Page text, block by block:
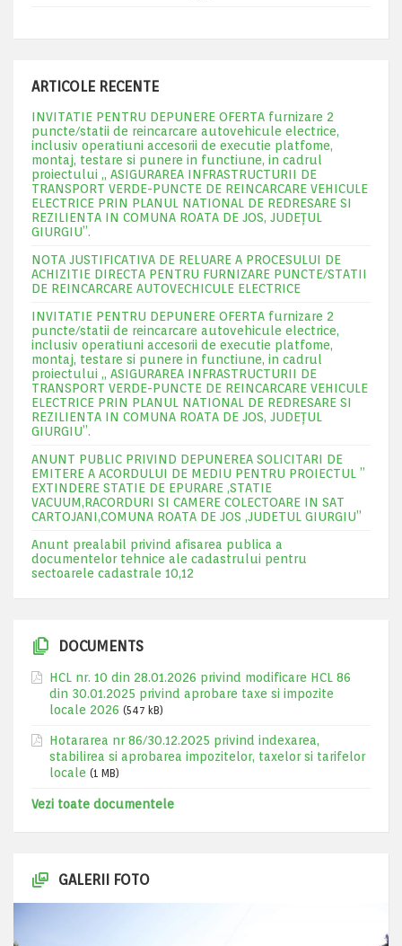
ARTICOLE RECENTE
INVITATIE PENTRU DEPUNERE OFERTA furnizare 2
puncte/statii de reincarcare autovehicule electrice,
inclusiv operatiuni accesorii de executie platfome,
montaj, testare si punere in functiune, in cadrul
proiectului „ ASIGURAREA INFRASTRUCTURII DE
TRANSPORT VERDE-PUNCTE DE REINCARCARE VEHICULE
ELECTRICE PRIN PLANUL NATIONAL DE REDRESARE SI
REZILIENTA IN COMUNA ROATA DE JOS, JUDEŢUL
GIURGIU”.
NOTA JUSTIFICATIVA DE RELUARE A PROCESULUI DE
ACHIZITIE DIRECTA PENTRU FURNIZARE PUNCTE/STATII
DE REINCARCARE AUTOVECHICULE ELECTRICE
INVITATIE PENTRU DEPUNERE OFERTA furnizare 2
puncte/statii de reincarcare autovehicule electrice,
inclusiv operatiuni accesorii de executie platfome,
montaj, testare si punere in functiune, in cadrul
proiectului „ ASIGURAREA INFRASTRUCTURII DE
TRANSPORT VERDE-PUNCTE DE REINCARCARE VEHICULE
ELECTRICE PRIN PLANUL NATIONAL DE REDRESARE SI
REZILIENTA IN COMUNA ROATA DE JOS, JUDEŢUL
GIURGIU”.
ANUNT PUBLIC PRIVIND DEPUNEREA SOLICITARI DE
EMITERE A ACORDULUI DE MEDIU PENTRU PROIECTUL ”
EXTINDERE STATIE DE EPURARE ,STATIE
VACUUM,RACORDURI SI CAMERE COLECTOARE IN SAT
CARTOJANI,COMUNA ROATA DE JOS ,JUDETUL GIURGIU”
Anunt prealabil privind afisarea publica a
documentelor tehnice ale cadastrului pentru
sectoarele cadastrale 10,12
DOCUMENTS
HCL nr. 10 din 28.01.2026 privind modificare HCL 86
din 30.01.2025 privind aprobare taxe si impozite
locale 2026 (547 kB)
Hotararea nr 86/30.12.2025 privind indexarea,
stabilirea si aprobarea impozitelor, taxelor si tarifelor
locale (1 MB)
Vezi toate documentele
GALERII FOTO